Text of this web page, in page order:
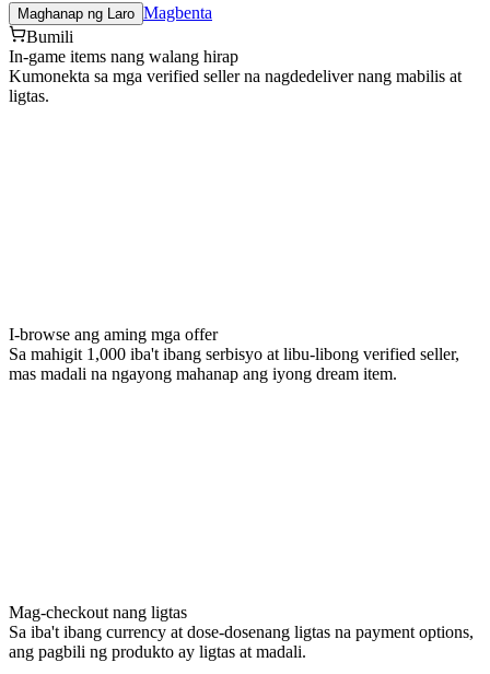
Maghanap ng Laro Magbenta
Bumili
In-game items nang walang hirap
Kumonekta sa mga verified seller na nagdedeliver nang mabilis at
ligtas.
I-browse ang aming mga offer
Sa mahigit 1,000 iba't ibang serbisyo at libu-libong verified seller,
mas madali na ngayong mahanap ang iyong dream item.
Mag-checkout nang ligtas
Sa iba't ibang currency at dose-dosenang ligtas na payment options,
ang pagbili ng produkto ay ligtas at madali.